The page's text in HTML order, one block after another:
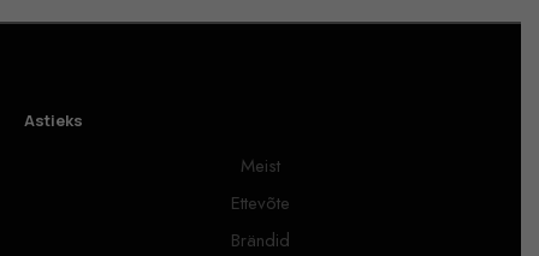
Astieks
Meist
Ettevõte
Brändid